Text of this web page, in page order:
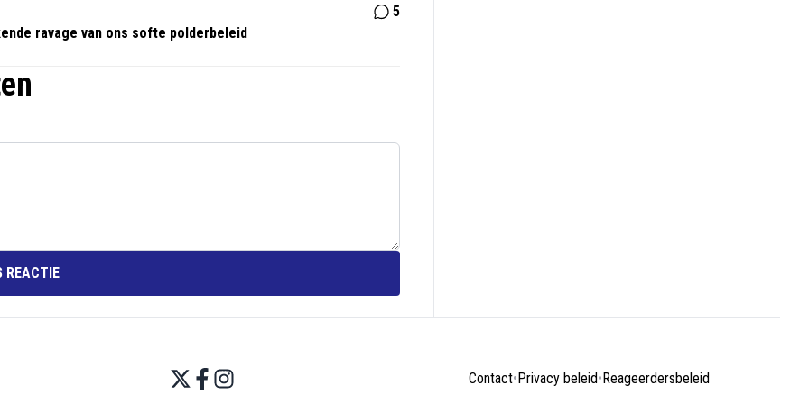
5
ravage van ons softe polderbeleid
REACTIE
Contact• Privacy beleid• Reageerdersbeleid